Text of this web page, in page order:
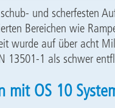
und scherfesten
Bereichen wie
wurde auf über acht
13501-1 als schwer
mit OS 10